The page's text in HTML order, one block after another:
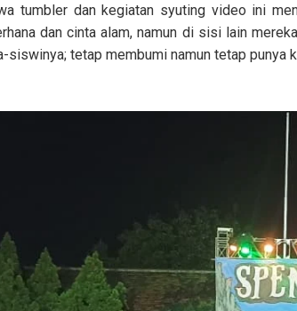
tumbler dan kegiatan syuting video ini
dan cinta alam, namun di sisi lain
tetap membumi namun tetap punya